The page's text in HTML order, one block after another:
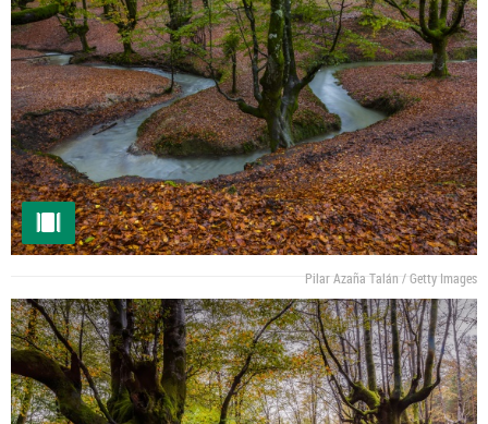
Pilar Azaña Talán / Getty Images